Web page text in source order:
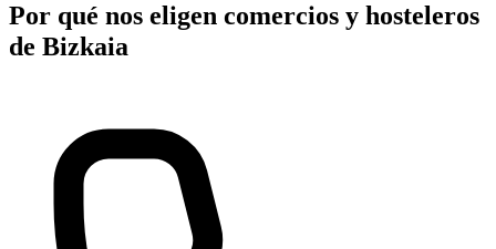
Por qué nos eligen comercios y hosteleros
de Bizkaia